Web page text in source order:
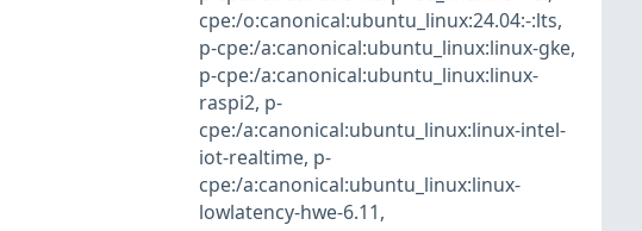
cpe:/o:canonical:ubuntu_linux:24.04:-:lts,
p-cpe:/a:canonical:ubuntu_linux:linux-gke,
p-cpe:/a:canonical:ubuntu_linux:linux-
raspi2, p-
cpe:/a:canonical:ubuntu_linux:linux-intel-
iot-realtime, p-
cpe:/a:canonical:ubuntu_linux:linux-
lowlatency-hwe-6.11,